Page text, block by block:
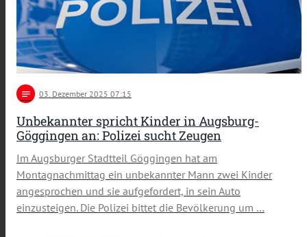
notes 03 . Dezember 2025 07:15
Unbekannter spricht Kinder in Augsburg-
Göggingen an: Polizei sucht Zeugen
Im Augsburger Stadtteil Göggingen hat am
Montagnachmittag ein unbekannter Mann zwei Kinder
angesprochen und sie aufgefordert, in sein Auto
einzusteigen. Die Polizei bittet die Bevölkerung um …